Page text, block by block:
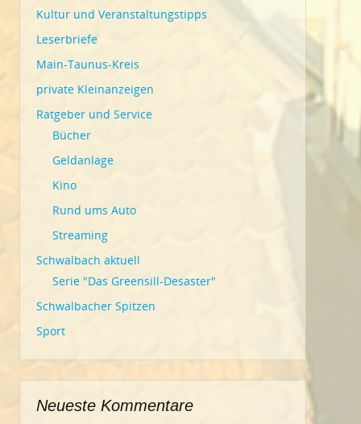
Kultur und Veranstaltungstipps
Leserbriefe
Main-Taunus-Kreis
private Kleinanzeigen
Ratgeber und Service
Bücher
Geldanlage
Kino
Rund ums Auto
Streaming
Schwalbach aktuell
Serie "Das Greensill-Desaster"
Schwalbacher Spitzen
Sport
Neueste Kommentare